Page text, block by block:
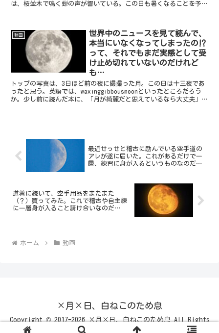
は、桜並木で鳴く蝉の声が響いている。この日も暑くなることを予感
動画
世界中のニュースを見て読んで、
本当にいなくなってしまったの⁉︎
って、それでもまだ実感として受
け止め切れていないのだけれど
も…
トップの写真は、3日ほど前の夜に撮撮った月。この日は十三夜であ
ったと思う。英語では、waxinggibbousmoonといったところだろう
か。少し前に読んだ本に、「月が綺麗だと思えているなら大丈夫」と
最近せっせと稽古に励んでいる空手道の
アレが遂に届いた。これがあるだけで一
層、練習に身が入るというものなのだ…
道着に続いて、空手用品をまたまた
（？）買ってみた。これで稽古や自主練
に一層身が入ること請け合いなのだ…
ホーム 動画
×月×日、白ねこのため息
Copyright © 2017-2026 ×月×日、白ねこのため息 All Rights